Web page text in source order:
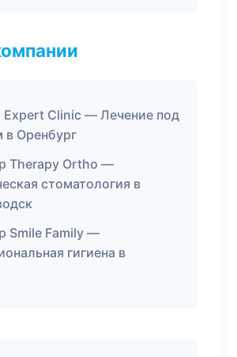
Clinic — Лечение под
в Оренбург
Therapy Ortho —
стоматология в
Smile Family —
гигиена в